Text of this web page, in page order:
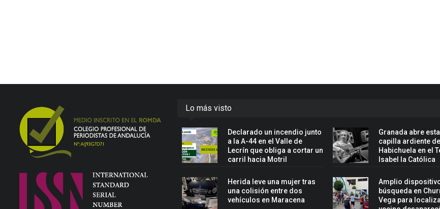
Lo más visto
Declarado un incendio junto
a la A-44 en el Valle de
Lecrín que obliga a cortar un
carril hacia Motril
Herida leve una mujer tras
una colisión entre dos
vehículos en Maracena
Granada abre
capilla ardiente
Habichuela en el
Isabel la Católica
Amplio
búsqueda en
Vega para